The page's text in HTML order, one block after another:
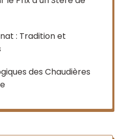
: Tradition et
des Chaudières